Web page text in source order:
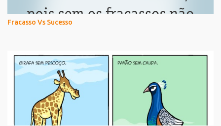
Fracasso Vs Sucesso